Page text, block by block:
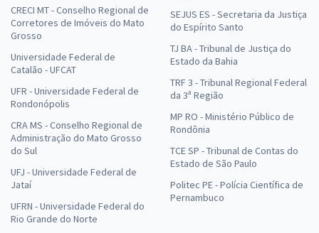
CRECI MT - Conselho Regional de
Corretores de Imóveis do Mato
Grosso
Universidade Federal de
Catalão - UFCAT
UFR - Universidade Federal de
Rondonópolis
CRA MS - Conselho Regional de
Administração do Mato Grosso
do Sul
UFJ - Universidade Federal de
Jataí
UFRN - Universidade Federal do
Rio Grande do Norte
SEJUS ES - Secretaria da Justiça
do Espírito Santo
TJ BA - Tribunal de Justiça do
Estado da Bahia
TRF 3 - Tribunal Regional Federal
da 3ª Região
MP RO - Ministério Público de
Rondônia
TCE SP - Tribunal de Contas do
Estado de São Paulo
Politec PE - Polícia Científica de
Pernambuco